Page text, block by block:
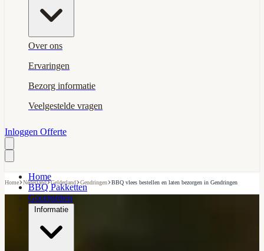
Over ons
Ervaringen
Bezorg informatie
Veelgestelde vragen
Inloggen Offerte
Home
BBQ Pakketten
Gourmetten
Informatie
Home›Nederland›Gelderland›Gendringen›BBQ vlees bestellen en laten bezorgen in Gendringen